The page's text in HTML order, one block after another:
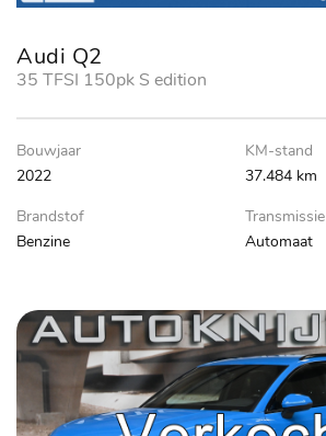
Audi Q2
35 TFSI 150pk S edition
Bouwjaar
2022
KM-stand
37.484 km
Brandstof
Benzine
Transmissie
Automaat